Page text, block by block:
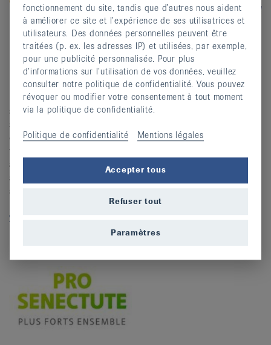
La physiothérapie améliore la qualité de vie des
patient·e·s et vise à éliminer les dysfonctionnements et
les douleurs physiques. Elle intervient dans le traitement,
la rééducation, la prévention, dans la promotion de la
santé et le traitement palliatif. Physioswiss, l’Association
suisse de physiothérapie, représente les intérêts de près
de 10°000 membres. Pour la population, elle oeuvre à
façonner l’avenir du système de santé, en collaboration
avec 16 associations cantonales et régionales. La Ligue
suisse contre le rhumatisme et Physioswiss se
soutiennent mutuellement à travers leurs activités et les
manifestations qu’elles organisent.
www.physioswiss.ch
fonctionnement du site, tandis que d’autres nous aident
à améliorer ce site et l’expérience de ses utilisatrices et
utilisateurs. Des données personnelles peuvent être
traitées (p. ex. les adresses IP) et utilisées, par exemple,
pour une publicité personnalisée. Pour plus
d’informations sur l’utilisation de vos données, veuillez
consulter notre politique de confidentialité. Vous pouvez
révoquer ou modifier votre consentement à tout moment
via la politique de confidentialité.
Politique de confidentialité Mentions légales
Accepter tous
Refuser tout
Paramètres